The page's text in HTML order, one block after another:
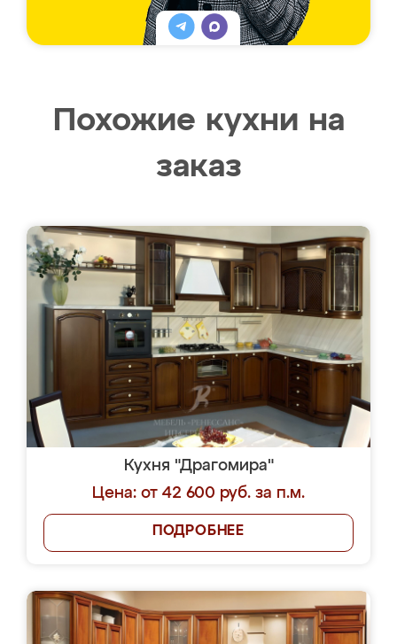
Похожие кухни на
заказ
Кухня "Драгомира"
Цена: от 42 600 руб. за п.м.
ПОДРОБНЕЕ